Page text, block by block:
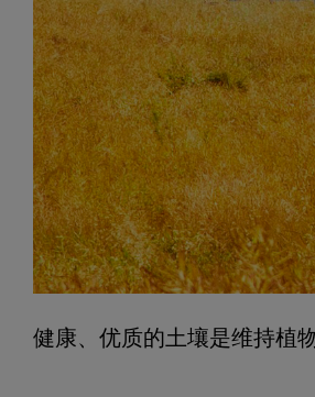
制
絮
浊
开
水泵
健康、优质的土壤是维持植